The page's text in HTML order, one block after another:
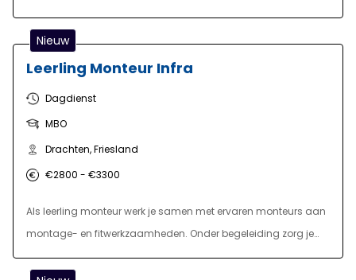
fabriek waar geen dag hetzelfde is? Dan zoeken wij jou voor
onze functie van Onderhoudsmonteur voor onze fabriek in
Nieuw
Leerling Monteur Infra
Dagdienst
MBO
Drachten, Friesland
€2800 - €3300
Als leerling monteur werk je samen met ervaren monteurs aan
montage- en fitwerkzaamheden. Onder begeleiding zorg je
voor een veilige en nauwkeurige uitvoering van de taken,